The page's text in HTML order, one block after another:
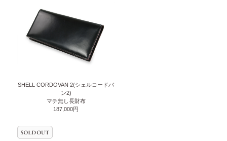
SHELL CORDOVAN 2(シェルコードバ
ン2)
マチ無し長財布
187,000円